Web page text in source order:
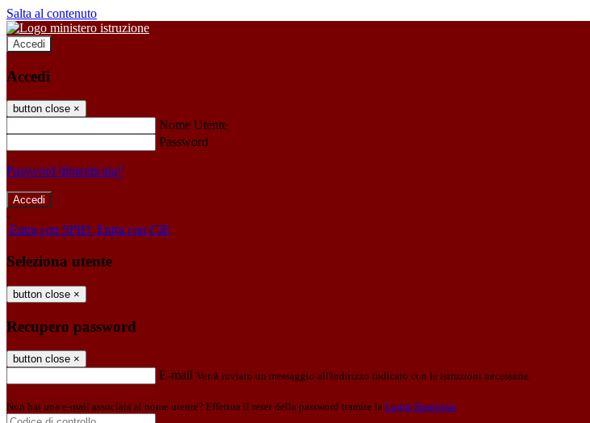
Salta al contenuto
Accedi
Accedi
button close ×
Nome Utente
Password
Password dimenticata?
-
Entra con SPID Entra con CIE
Seleziona utente
button close ×
Recupero password
button close ×
E-mail Verrà inviato un messaggio all'indirizzo indicato con le istruzioni necessarie.
Non hai una e-mail associata al nome utente? Effettua il reset della password tramite la Login Spaggiari